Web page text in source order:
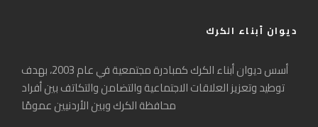
ديوان أبناء الكرك
أسس ديوان أبناء الكرك كمبادرة مجتمعية في عام 2003، بهدف
توطيد وتعزيز العلاقات الاجتماعية والتضامن والتكاتف بين أفراد
محافظة الكرك وبين الأردنيين عمومًا